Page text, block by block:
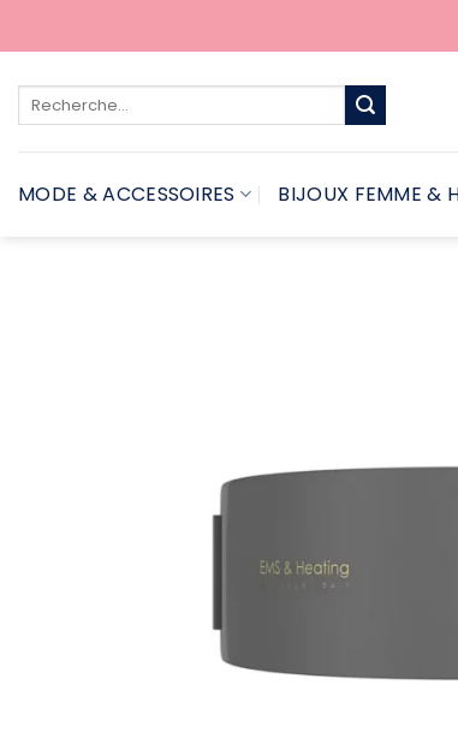
Recherche
MODE & ACCESSOIRES BIJOUX FEMME &